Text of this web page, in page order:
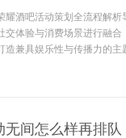
耀酒吧活动策划全流程解
交体验与消费场景进行融
造兼具娱乐性与传播力的主
无间怎么样再排队